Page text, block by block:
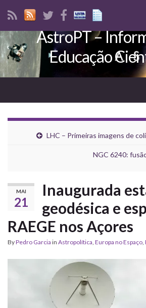
Search for:
AstroPT –
Educação
LHC – Primeiras imagens de
NGC 6240:
MAI
21
Inaugurada
geodésica e
RAEGE nos Açores
ByPedro Garcia in Astropolítica, Europa no Espaço,